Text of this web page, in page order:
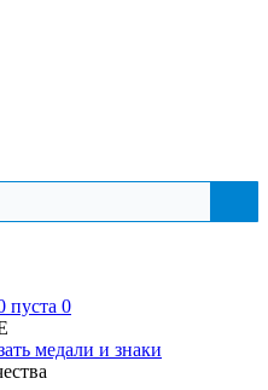
пуста 0
медали и знаки